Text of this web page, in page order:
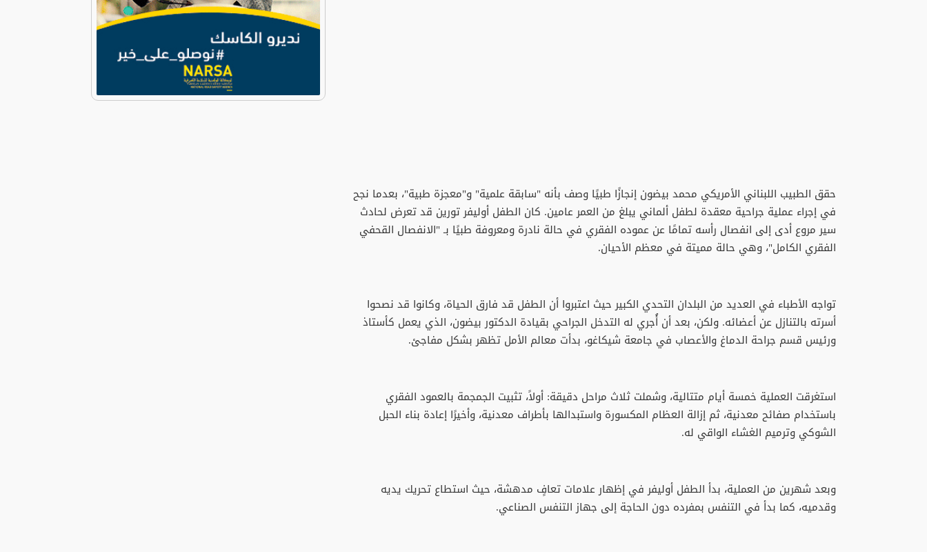
حقق الطبيب اللبناني الأمريكي محمد بيضون إنجازًا طبيًا وصف بأنه "سابقة علمية" و"معجزة طبية"، بعدما نجح
في إجراء عملية جراحية معقدة لطفل ألماني يبلغ من العمر عامين. كان الطفل أوليفر تورين قد تعرض لحادث
سير مروع أدى إلى انفصال رأسه تمامًا عن عموده الفقري في حالة نادرة ومعروفة طبيًا بـ "الانفصال القحفي
الفقري الكامل"، وهي حالة مميتة في معظم الأحيان.
تواجه الأطباء في العديد من البلدان التحدي الكبير حيث اعتبروا أن الطفل قد فارق الحياة، وكانوا قد نصحوا
أسرته بالتنازل عن أعضائه. ولكن، بعد أن أُجري له التدخل الجراحي بقيادة الدكتور بيضون، الذي يعمل كأستاذ
ورئيس قسم جراحة الدماغ والأعصاب في جامعة شيكاغو، بدأت معالم الأمل تظهر بشكل مفاجئ.
استغرقت العملية خمسة أيام متتالية، وشملت ثلاث مراحل دقيقة: أولاً، تثبيت الجمجمة بالعمود الفقري
باستخدام صفائح معدنية، ثم إزالة العظام المكسورة واستبدالها بأطراف معدنية، وأخيرًا إعادة بناء الحبل
الشوكي وترميم الغشاء الواقي له.
وبعد شهرين من العملية، بدأ الطفل أوليفر في إظهار علامات تعافٍ مدهشة، حيث استطاع تحريك يديه
وقدميه، كما بدأ في التنفس بمفرده دون الحاجة إلى جهاز التنفس الصناعي.